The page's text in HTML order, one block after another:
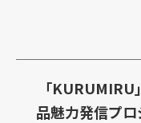
「
品魅力発信プ